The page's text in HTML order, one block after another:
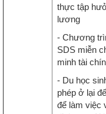
thực tập
lương
- Chương
SDS miễn
minh tài
- Du học
phép ở lại
để làm việc